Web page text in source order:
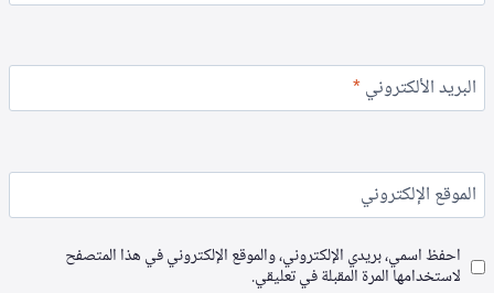
البريد الألكتروني*
الموقع الإلكتروني
احفظ اسمي، بريدي الإلكتروني، والموقع الإلكتروني في هذا المتصفح
لاستخدامها المرة المقبلة في تعليقي.